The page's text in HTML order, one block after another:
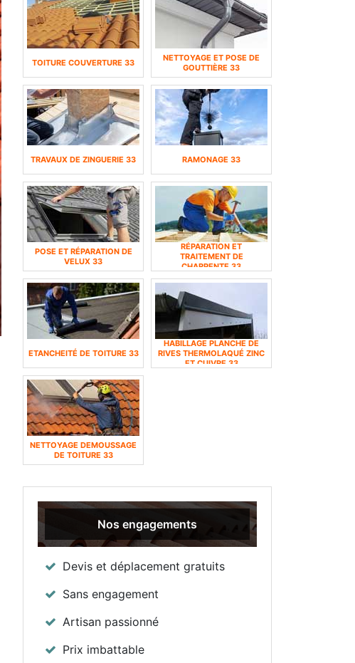
TOITURE COUVERTURE 33
NETTOYAGE ET POSE DE
GOUTTIÈRE 33
TRAVAUX DE ZINGUERIE 33 RAMONAGE 33
POSE ET RÉPARATION DE
VELUX 33
RÉPARATION ET
TRAITEMENT DE
CHARPENTE 33
ETANCHEITÉ DE TOITURE 33
HABILLAGE PLANCHE DE
RIVES THERMOLAQUÉ ZINC
ET CUIVRE 33
NETTOYAGE DEMOUSSAGE
DE TOITURE 33
Nos engagements
Devis et déplacement gratuits
Sans engagement
Artisan passionné
Prix imbattable